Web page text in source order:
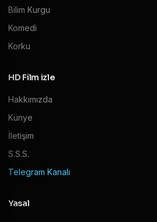
Bilim Kurgu
Komedi
Korku
HD Film izle
Hakkımızda
Künye
İletişim
S.S.S.
Telegram Kanalı
Yasal